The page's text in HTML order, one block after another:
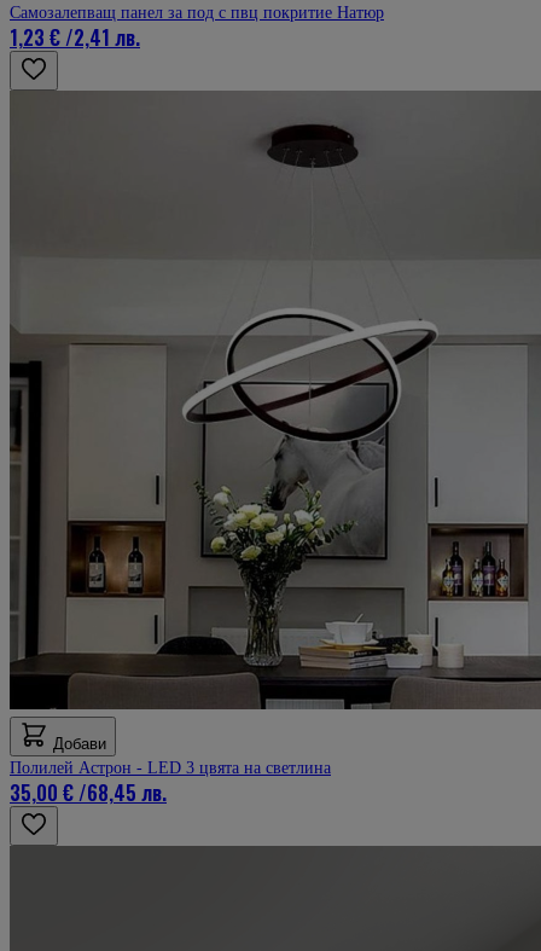
Самозалепващ панел за под с пвц покритие Натюр
1,23 €/2,41 лв.
Добави
Полилей Астрон - LED 3 цвята на светлина
35,00 €/68,45 лв.